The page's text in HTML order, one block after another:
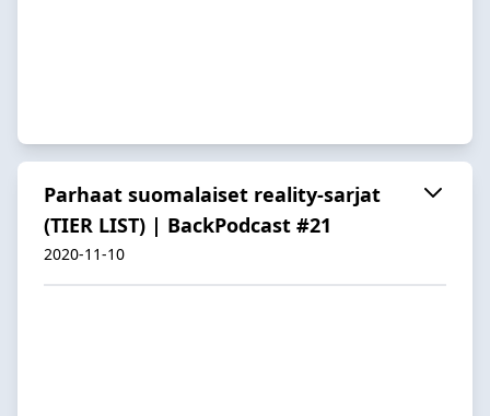
Parhaat suomalaiset reality-sarjat
(TIER LIST) | BackPodcast #21
2020-11-10